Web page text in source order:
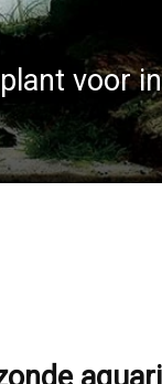
voor